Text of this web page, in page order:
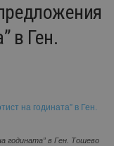
в Ген.
годината” в Ген. Тошево